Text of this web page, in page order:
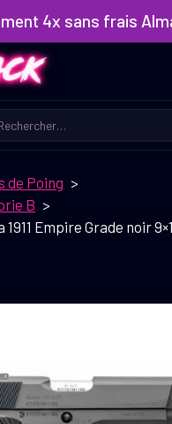
4x sans frais
de Poing
B
Empire Grade noir